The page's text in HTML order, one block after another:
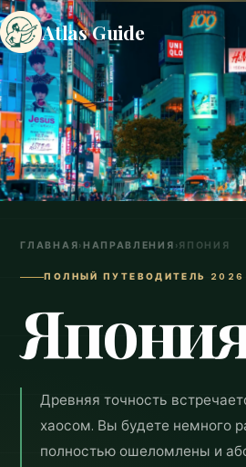
Atlas Guide
ГЛАВНАЯ›НАПРАВЛЕНИЯ ›ЯПОНИЯ
ПОЛНЫЙ ПУТЕВОДИТЕЛЬ 2026
Древняя точность
хаосом. Вы будете немного
полностью ошеломлены и